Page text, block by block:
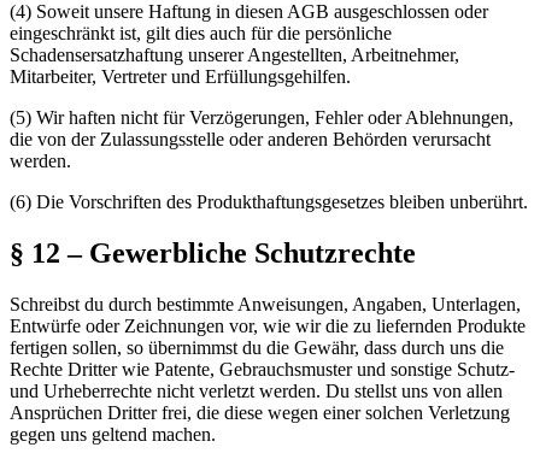
(4) Soweit unsere Haftung in diesen AGB ausgeschlossen oder
eingeschränkt ist, gilt dies auch für die persönliche
Schadensersatzhaftung unserer Angestellten, Arbeitnehmer,
Mitarbeiter, Vertreter und Erfüllungsgehilfen.
(5) Wir haften nicht für Verzögerungen, Fehler oder Ablehnungen,
die von der Zulassungsstelle oder anderen Behörden verursacht
werden.
(6) Die Vorschriften des Produkthaftungsgesetzes bleiben unberührt.
§ 12 – Gewerbliche Schutzrechte
Schreibst du durch bestimmte Anweisungen, Angaben, Unterlagen,
Entwürfe oder Zeichnungen vor, wie wir die zu liefernden Produkte
fertigen sollen, so übernimmst du die Gewähr, dass durch uns die
Rechte Dritter wie Patente, Gebrauchsmuster und sonstige Schutz-
und Urheberrechte nicht verletzt werden. Du stellst uns von allen
Ansprüchen Dritter frei, die diese wegen einer solchen Verletzung
gegen uns geltend machen.